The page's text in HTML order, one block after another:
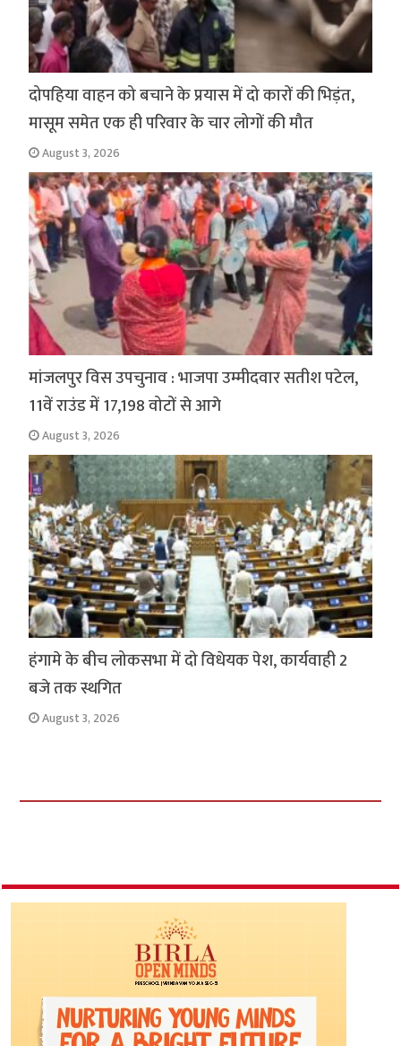
दोपहिया वाहन को बचाने के प्रयास में दो कारों की भिड़ंत,
मासूम समेत एक ही परिवार के चार लोगों की मौत
August 3, 2026
मांजलपुर विस उपचुनाव : भाजपा उम्मीदवार सतीश पटेल,
11वें राउंड में 17,198 वोटों से आगे
August 3, 2026
हंगामे के बीच लोकसभा में दो विधेयक पेश, कार्यवाही 2
बजे तक स्थगित
August 3, 2026